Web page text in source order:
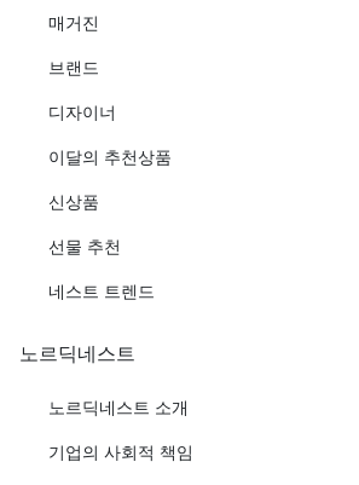
매거진
브랜드
디자이너
이달의 추천상품
신상품
선물 추천
네스트 트렌드
노르딕네스트
노르딕네스트 소개
기업의 사회적 책임